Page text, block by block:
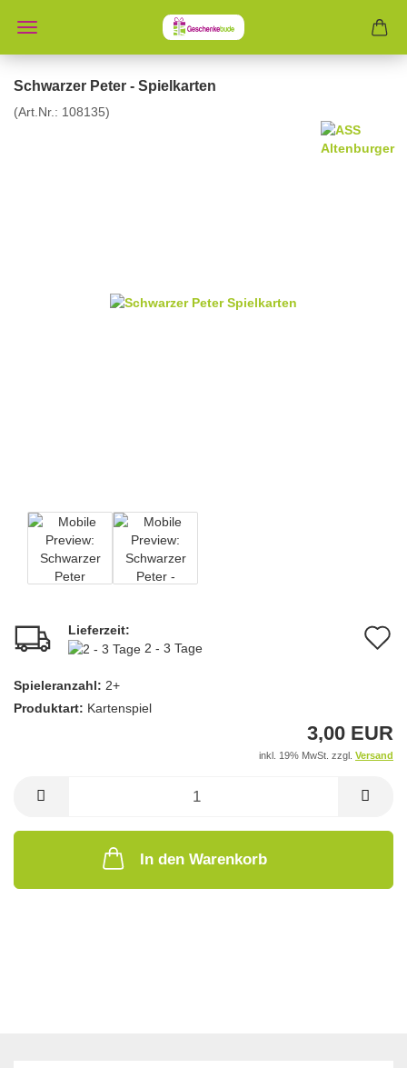
Schwarzer Peter - Spielkarten
(Art.Nr.: 108135)
Lieferzeit:
2 - 3 Tage
Spieleranzahl: 2+
Produktart: Kartenspiel
3,00 EUR
inkl. 19% MwSt. zzgl. Versand
In den Warenkorb